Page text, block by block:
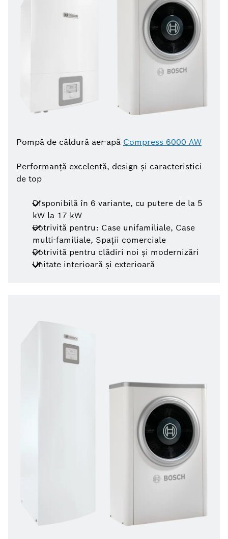
Pompă de căldură aer-apă Compress 6000 AW
Performanță excelentă, design și caracteristici
de top
Disponibilă în 6 variante, cu putere de la 5
kW la 17 kW
Potrivită pentru: Case unifamiliale, Case
multi-familiale, Spații comerciale
Potrivită pentru clădiri noi și modernizări
Unitate interioară și exterioară